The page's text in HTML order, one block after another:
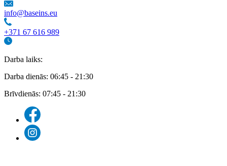
info@baseins.eu
+371 67 616 989
Darba laiks:
Darba dienās: 06:45 - 21:30
Brīvdienās: 07:45 - 21:30